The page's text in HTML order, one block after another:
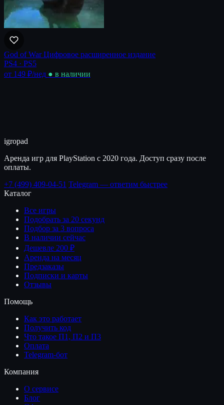
God of War Цифровое расширенное издание
PS4 · PS5
от 149 ₽/нед ● в наличии
igropad
Аренда игр для PlayStation с 2020 года. Доступ сразу после
оплаты.
+7 (499) 409-04-51 Telegram — ответим быстрее
Каталог
Все игры
Подобрать за 20 секунд
Подбор за 3 вопроса
В наличии сейчас
Дешевле 200 ₽
Аренда на месяц
Предзаказы
Подписки и карты
Отзывы
Помощь
Как это работает
Получить код
Что такое П1, П2 и П3
Оплата
Telegram-бот
Компания
О сервисе
Блог